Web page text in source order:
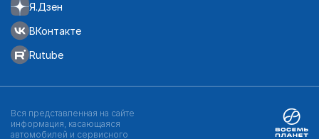
Я.Дзен
ВКонтакте
Rutube
Вся представленная на сайте
информация, касающаяся
автомобилей и сервисного